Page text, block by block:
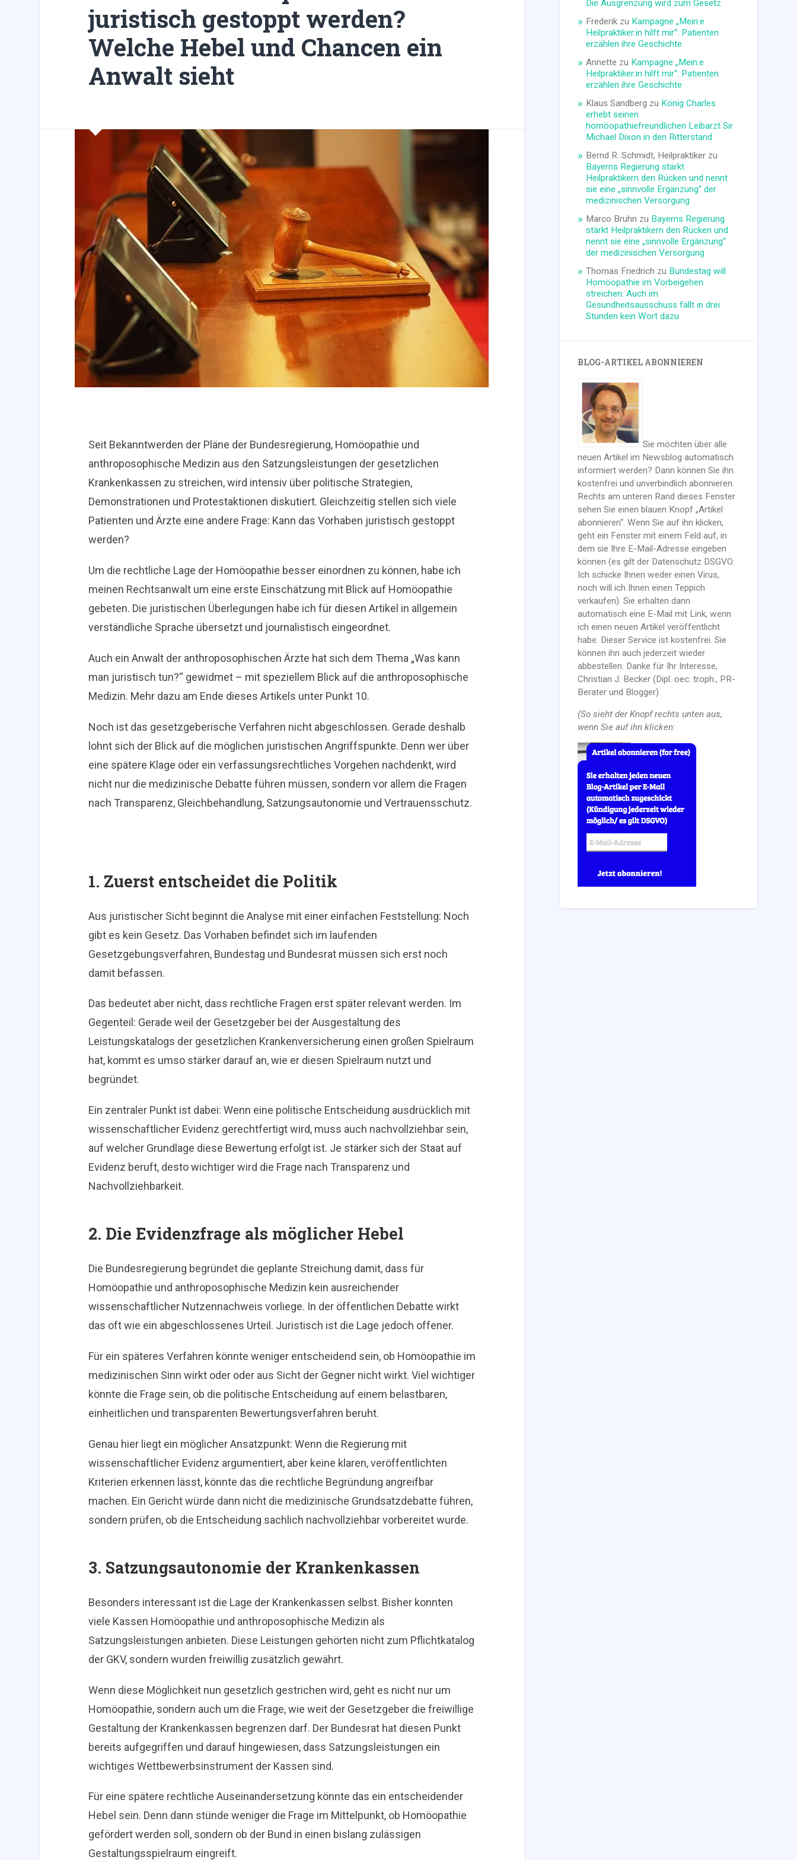
juristisch gestoppt werden?
Welche Hebel und Chancen ein
Anwalt sieht
Seit Bekanntwerden der Pläne der Bundesregierung, Homöopathie und
anthroposophische Medizin aus den Satzungsleistungen der gesetzlichen
Krankenkassen zu streichen, wird intensiv über politische Strategien,
Demonstrationen und Protestaktionen diskutiert. Gleichzeitig stellen sich viele
Patienten und Ärzte eine andere Frage: Kann das Vorhaben juristisch gestoppt
werden?
Um die rechtliche Lage der Homöopathie besser einordnen zu können, habe ich
meinen Rechtsanwalt um eine erste Einschätzung mit Blick auf Homöopathie
gebeten. Die juristischen Überlegungen habe ich für diesen Artikel in allgemein
verständliche Sprache übersetzt und journalistisch eingeordnet.
Auch ein Anwalt der anthroposophischen Ärzte hat sich dem Thema „Was kann
man juristisch tun?“ gewidmet – mit speziellem Blick auf die anthroposophische
Medizin. Mehr dazu am Ende dieses Artikels unter Punkt 10.
Noch ist das gesetzgeberische Verfahren nicht abgeschlossen. Gerade deshalb
lohnt sich der Blick auf die möglichen juristischen Angriffspunkte. Denn wer über
eine spätere Klage oder ein verfassungsrechtliches Vorgehen nachdenkt, wird
nicht nur die medizinische Debatte führen müssen, sondern vor allem die Fragen
nach Transparenz, Gleichbehandlung, Satzungsautonomie und Vertrauensschutz.
1. Zuerst entscheidet die Politik
Aus juristischer Sicht beginnt die Analyse mit einer einfachen Feststellung: Noch
gibt es kein Gesetz. Das Vorhaben befindet sich im laufenden
Gesetzgebungsverfahren, Bundestag und Bundesrat müssen sich erst noch
damit befassen.
Das bedeutet aber nicht, dass rechtliche Fragen erst später relevant werden. Im
Gegenteil: Gerade weil der Gesetzgeber bei der Ausgestaltung des
Leistungskatalogs der gesetzlichen Krankenversicherung einen großen Spielraum
hat, kommt es umso stärker darauf an, wie er diesen Spielraum nutzt und
begründet.
Ein zentraler Punkt ist dabei: Wenn eine politische Entscheidung ausdrücklich mit
wissenschaftlicher Evidenz gerechtfertigt wird, muss auch nachvollziehbar sein,
auf welcher Grundlage diese Bewertung erfolgt ist. Je stärker sich der Staat auf
Evidenz beruft, desto wichtiger wird die Frage nach Transparenz und
Nachvollziehbarkeit.
2. Die Evidenzfrage als möglicher Hebel
Die Bundesregierung begründet die geplante Streichung damit, dass für
Homöopathie und anthroposophische Medizin kein ausreichender
wissenschaftlicher Nutzennachweis vorliege. In der öffentlichen Debatte wirkt
das oft wie ein abgeschlossenes Urteil. Juristisch ist die Lage jedoch offener.
Für ein späteres Verfahren könnte weniger entscheidend sein, ob Homöopathie im
medizinischen Sinn wirkt oder oder aus Sicht der Gegner nicht wirkt. Viel wichtiger
könnte die Frage sein, ob die politische Entscheidung auf einem belastbaren,
einheitlichen und transparenten Bewertungsverfahren beruht.
Genau hier liegt ein möglicher Ansatzpunkt: Wenn die Regierung mit
wissenschaftlicher Evidenz argumentiert, aber keine klaren, veröffentlichten
Kriterien erkennen lässt, könnte das die rechtliche Begründung angreifbar
machen. Ein Gericht würde dann nicht die medizinische Grundsatzdebatte führen,
sondern prüfen, ob die Entscheidung sachlich nachvollziehbar vorbereitet wurde.
3. Satzungsautonomie der Krankenkassen
Besonders interessant ist die Lage der Krankenkassen selbst. Bisher konnten
viele Kassen Homöopathie und anthroposophische Medizin als
Satzungsleistungen anbieten. Diese Leistungen gehörten nicht zum Pflichtkatalog
der GKV, sondern wurden freiwillig zusätzlich gewährt.
Wenn diese Möglichkeit nun gesetzlich gestrichen wird, geht es nicht nur um
Homöopathie, sondern auch um die Frage, wie weit der Gesetzgeber die freiwillige
Gestaltung der Krankenkassen begrenzen darf. Der Bundesrat hat diesen Punkt
bereits aufgegriffen und darauf hingewiesen, dass Satzungsleistungen ein
wichtiges Wettbewerbsinstrument der Kassen sind.
Für eine spätere rechtliche Auseinandersetzung könnte das ein entscheidender
Hebel sein. Denn dann stünde weniger die Frage im Mittelpunkt, ob Homöopathie
gefördert werden soll, sondern ob der Bund in einen bislang zulässigen
Gestaltungsspielraum eingreift.
Die Ausgrenzung wird zum Gesetz
Frederik zu Kampagne „Mein:e
Heilpraktiker:in hilft mir“: Patienten
erzählen ihre Geschichte
Annette zu Kampagne „Mein:e
Heilpraktiker:in hilft mir“: Patienten
erzählen ihre Geschichte
Klaus Sandberg zu König Charles
erhebt seinen
homöopathiefreundlichen Leibarzt Sir
Michael Dixon in den Ritterstand
Bernd R. Schmidt, Heilpraktiker zu
Bayerns Regierung stärkt
Heilpraktikern den Rücken und nennt
sie eine „sinnvolle Ergänzung“ der
medizinischen Versorgung
Marco Bruhn zu Bayerns Regierung
stärkt Heilpraktikern den Rücken und
nennt sie eine „sinnvolle Ergänzung“
der medizinischen Versorgung
Thomas Friedrich zu Bundestag will
Homöopathie im Vorbeigehen
streichen: Auch im
Gesundheitsausschuss fällt in drei
Stunden kein Wort dazu
BLOG-ARTIKEL ABONNIEREN
Sie möchten über alle
neuen Artikel im Newsblog automatisch
informiert werden? Dann können Sie ihn
kostenfrei und unverbindlich abonnieren.
Rechts am unteren Rand dieses Fenster
sehen Sie einen blauen Knopf „Artikel
abonnieren“. Wenn Sie auf ihn klicken,
geht ein Fenster mit einem Feld auf, in
dem sie Ihre E-Mail-Adresse eingeben
können (es gilt der Datenschutz DSGVO.
Ich schicke Ihnen weder einen Virus,
noch will ich Ihnen einen Teppich
verkaufen). Sie erhalten dann
automatisch eine E-Mail mit Link, wenn
ich einen neuen Artikel veröffentlicht
habe. Dieser Service ist kostenfrei. Sie
können ihn auch jederzeit wieder
abbestellen. Danke für Ihr Interesse,
Christian J. Becker (Dipl. oec. troph., PR-
Berater und Blogger)
(So sieht der Knopf rechts unten aus,
wenn Sie auf ihn klicken: